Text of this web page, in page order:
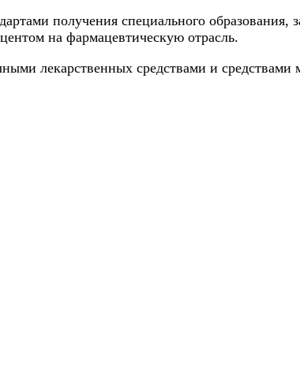
получения специального образования,
на фармацевтическую отрасль.
лекарственных средствами и средствами